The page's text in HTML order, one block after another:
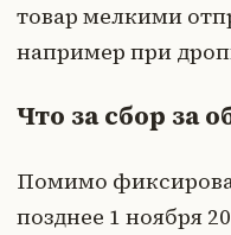
товар мелкими
например при
Что за сбор за
Помимо
позднее 1 ноября